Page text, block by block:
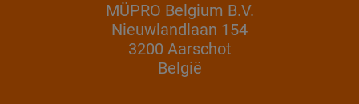
MÜPRO Belgium B.V.
Nieuwlandlaan 154
3200 Aarschot
België